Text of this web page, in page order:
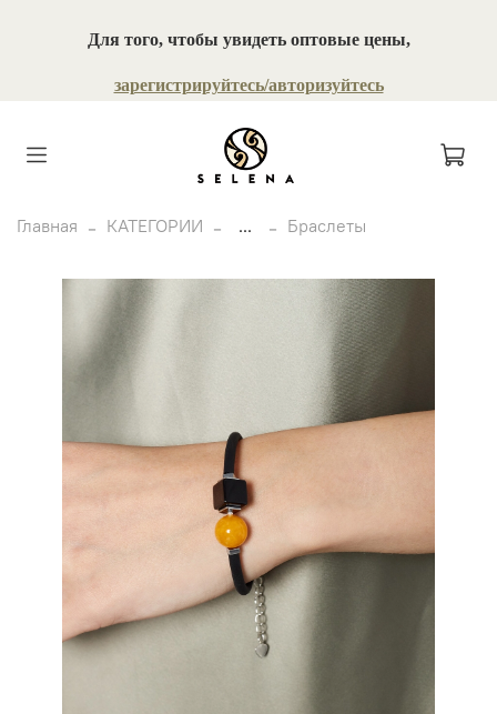
Для того, чтобы увидеть оптовые цены,
зарегистрируйтесь/авторизуйтесь
Главная КАТЕГОРИИ ... Браслеты